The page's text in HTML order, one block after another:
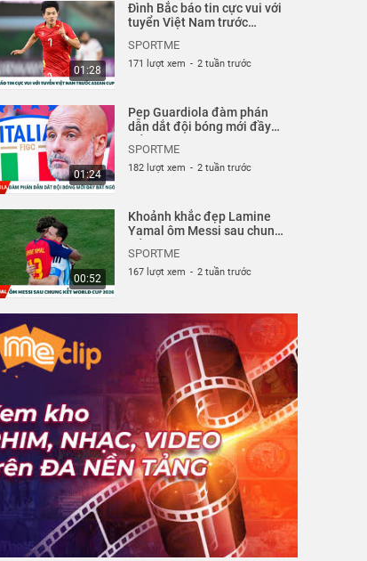
01:28
Đình Bắc báo tin cực vui với
tuyển Việt Nam trước
SPORTME
171 lượt xem - 2 tuần trước
01:24
Pep Guardiola đàm phán
dẫn dắt đội bóng mới đầy
SPORTME
182 lượt xem - 2 tuần trước
00:52
Khoảnh khắc đẹp Lamine
Yamal ôm Messi sau chung
Sportme
SPORTME
167 lượt xem - 2 tuần trước